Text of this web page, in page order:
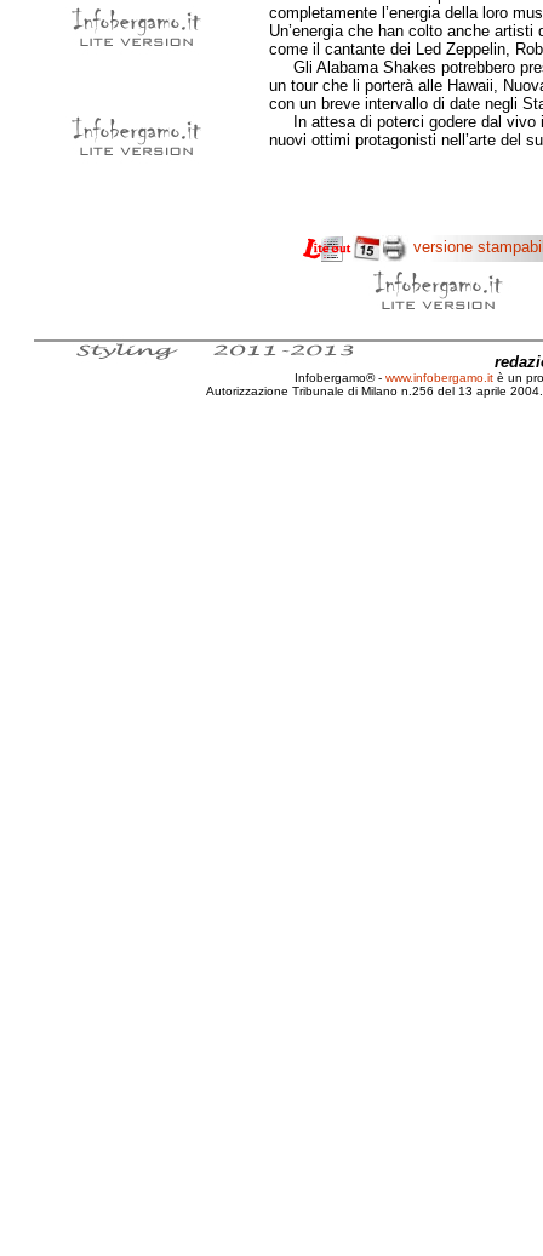
completamente l’energia della loro
Un’energia che han colto anche
come il cantante dei Led Zeppelin,
Gli Alabama Shakes potrebbero
un tour che li porterà alle Hawaii,
con un breve intervallo di date negli
In attesa di poterci godere dal vivo i
nuovi ottimi protagonisti nell’arte del
versione
Infobergamo® - www.infobergamo.it è un
Autorizzazione Tribunale di Milano n.256 del 13 aprile